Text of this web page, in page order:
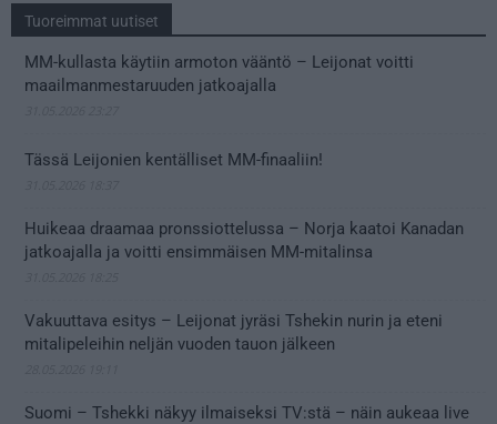
Tuoreimmat uutiset
MM-kullasta käytiin armoton vääntö – Leijonat voitti
maailmanmestaruuden jatkoajalla
Tässä Leijonien kentälliset MM-finaaliin!
Huikeaa draamaa pronssiottelussa – Norja kaatoi Kanadan
jatkoajalla ja voitti ensimmäisen MM-mitalinsa
Vakuuttava esitys – Leijonat jyräsi Tshekin nurin ja eteni
mitalipeleihin neljän vuoden tauon jälkeen
Suomi – Tshekki näkyy ilmaiseksi TV:stä – näin aukeaa live